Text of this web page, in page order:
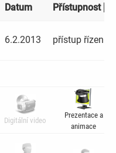
Datum Přístupnost [
6.2.2013 přístup řízen
Digitální video
Prezentace a
animace